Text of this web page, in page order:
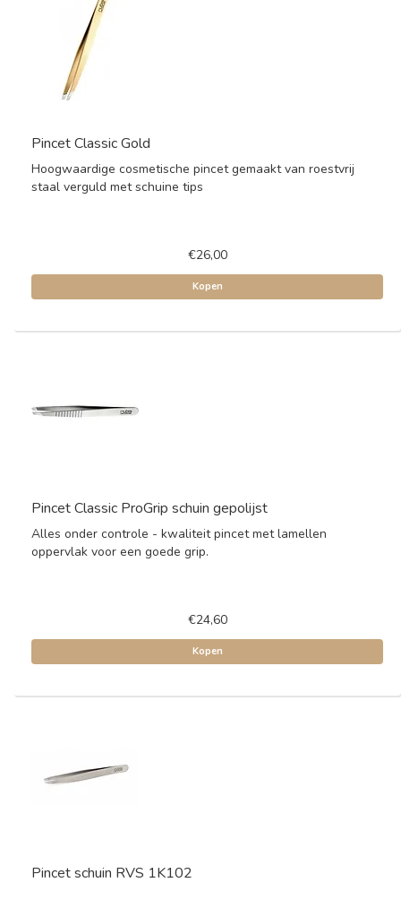
Pincet Classic Gold
Hoogwaardige cosmetische pincet gemaakt van roestvrij
staal verguld met schuine tips
€26,00
Kopen
Pincet Classic ProGrip schuin gepolijst
Alles onder controle - kwaliteit pincet met lamellen
oppervlak voor een goede grip.
€24,60
Kopen
Pincet schuin RVS 1K102